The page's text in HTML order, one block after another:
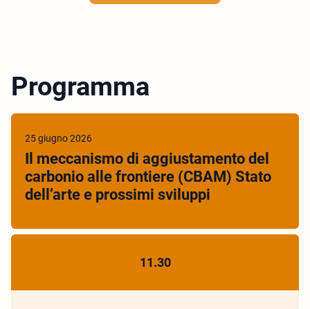
Programma
25 giugno 2026
Il meccanismo di aggiustamento del
carbonio alle frontiere (CBAM) Stato
dell’arte e prossimi sviluppi
11.30